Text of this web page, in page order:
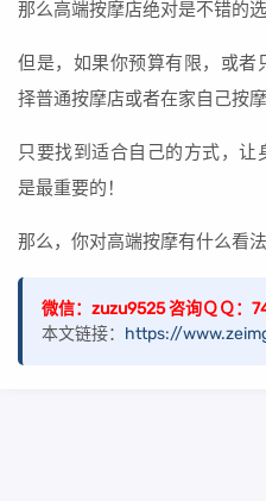
那么高端按摩店绝对是不错的选
但是，如果你预算有限，或者
择普通按摩店或者在家自己按
只要找到适合自己的方式，
是最重要的！
那么，你对高端按摩有什么看
微信：zuzu9525 咨询ＱＱ：
本文链接： https://